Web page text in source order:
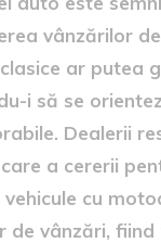
vânzărilor
ar putea
i să se
Dealerii
a cererii
cu
de vânzări,